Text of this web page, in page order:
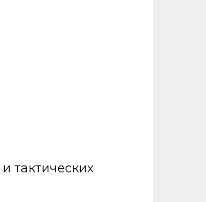
тактических